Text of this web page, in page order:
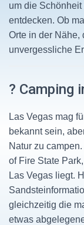
um die
entdecken. Ob
Orte in der Nähe,
unvergessliche
?️ Camping
Las Vegas mag
bekannt sein,
Natur zu
of Fire State
Las Vegas liegt.
gleichzeitig die
etwas